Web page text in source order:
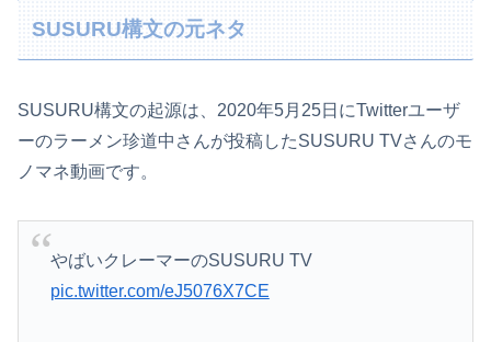
SUSURU構文の元ネタ
SUSURU構文の起源は、2020年5月25日にTwitterユーザ
ーのラーメン珍道中さんが投稿したSUSURU TVさんのモ
ノマネ動画です。
やばいクレーマーのSUSURU TV
pic.twitter.com/eJ5076X7CE